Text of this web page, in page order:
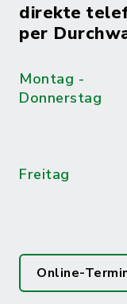
direkte
per
Montag -
Donnerstag
Freitag
Online-